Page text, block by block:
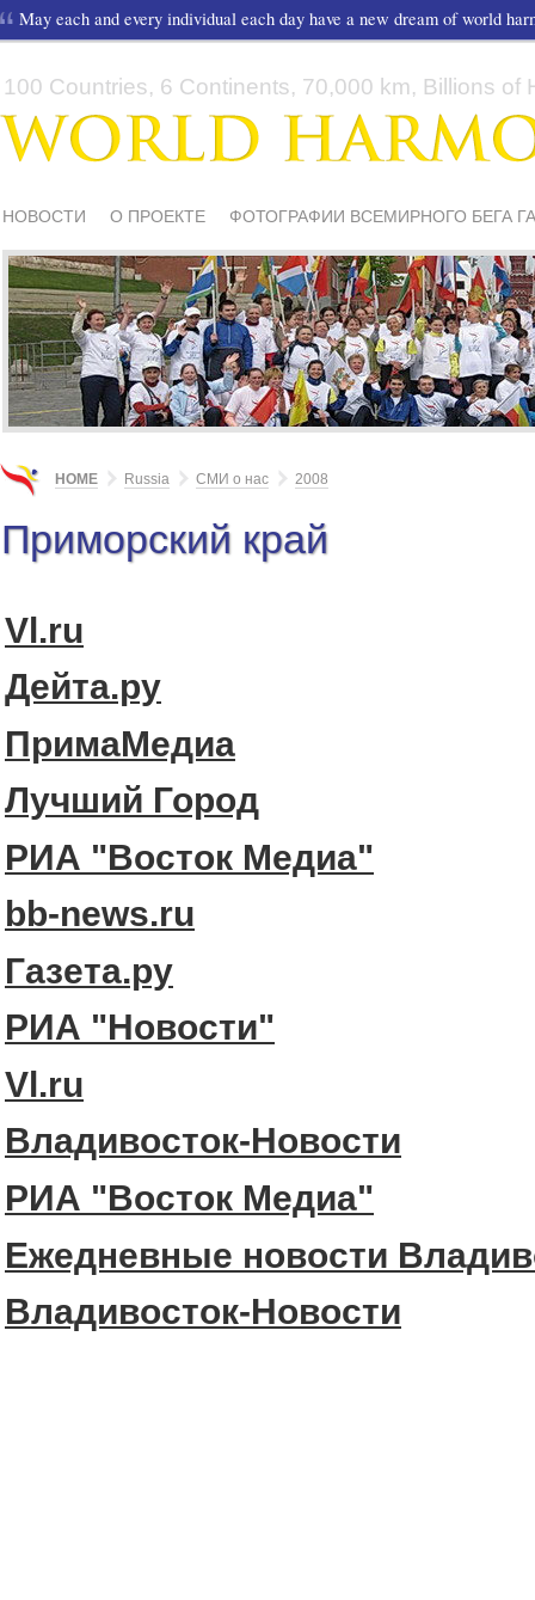
May each and every individual each day have a new dream of world
100 Countries, 6 Continents, 70,000 km, Billions of
НОВОСТИ О ПРОЕКТЕ
ФОТОГРАФИИ ВСЕМИРНОГО БЕГА
СМИ О НАС
ШКОЛЫ И ДЕТИ МАТЕРИАЛЫ ПИСЬМА
HOME Russia СМИ о нас 2008
Приморский край
Vl.ru
Дейта.ру
ПримаМедиа
Лучший Город
РИА "Восток Медиа"
bb-news.ru
Газета.ру
РИА "Новости"
Vl.ru
Владивосток-Новости
РИА "Восток Медиа"
Ежедневные новости
Владивосток-Новости